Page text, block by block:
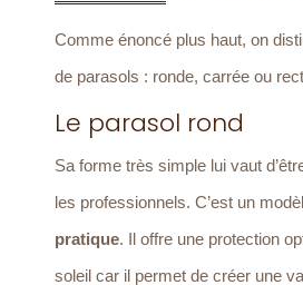
Comme énoncé plus haut, on
de parasols : ronde, carrée ou
Le parasol rond
Sa forme très simple lui vaut
les professionnels. C’est un
pratique. Il offre une protection
soleil car il permet de créer une